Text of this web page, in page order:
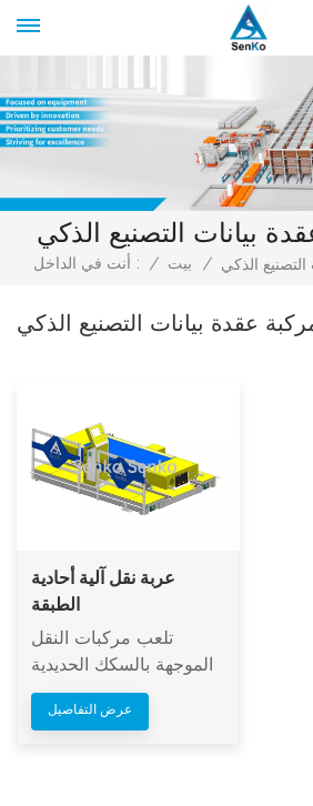
أنت في الداخل : / بيت /
عربة نقل آلية أحادية
الطبقة
تلعب مركبات النقل
الموجهة بالسكك الحديدية
(RGV) دورًا محوريًا
كمراكز لوجستية آلية
عرض التفاصيل